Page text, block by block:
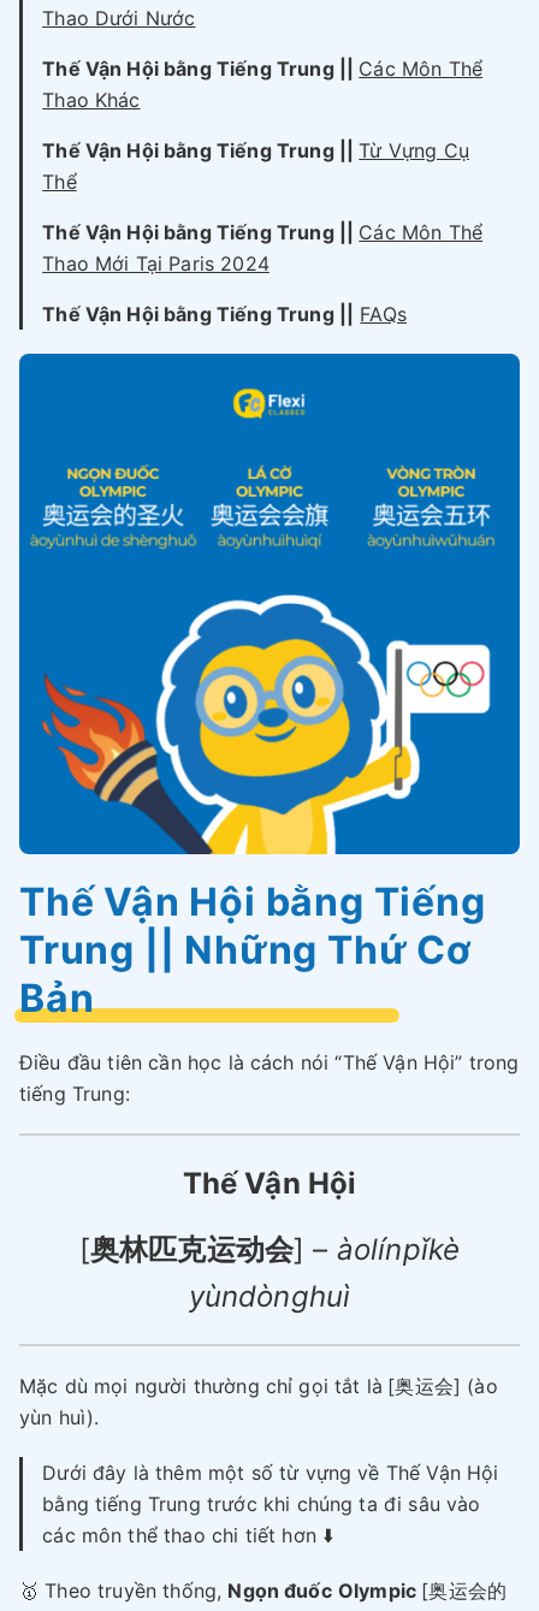
Thao Dưới Nước
Thế Vận Hội bằng Tiếng Trung || Các Môn Thể
Thao Khác
Thế Vận Hội bằng Tiếng Trung ||Từ Vựng Cụ
Thể
Thế Vận Hội bằng Tiếng Trung || Các Môn Thể
Thao Mới Tại Paris 2024
Thế Vận Hội bằng Tiếng Trung || FAQs
Thế Vận Hội bằng Tiếng
Trung || Những Thứ Cơ
Bản
Điều đầu tiên cần học là cách nói “Thế Vận Hội” trong
tiếng Trung:
Thế Vận Hội
[奥林匹克运动会] – àolínpǐkè
yùndònghuì
Mặc dù mọi người thường chỉ gọi tắt là [奥运会] (ào
yùn huì).
Dưới đây là thêm một số từ vựng về Thế Vận Hội
bằng tiếng Trung trước khi chúng ta đi sâu vào
các môn thể thao chi tiết hơn ⬇️
🥇 Theo truyền thống, Ngọn đuốc Olympic [奥运会的